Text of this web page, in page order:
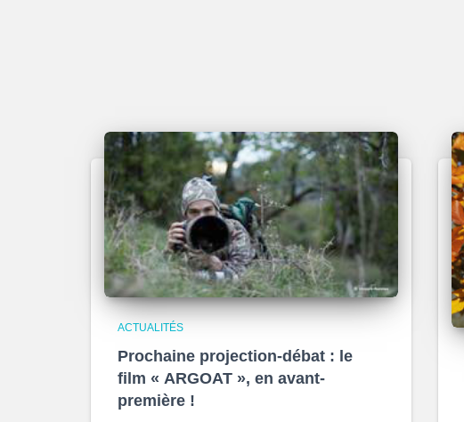
ACTUALITÉS
Prochaine projection-débat : le
film « ARGOAT », en avant-
première !